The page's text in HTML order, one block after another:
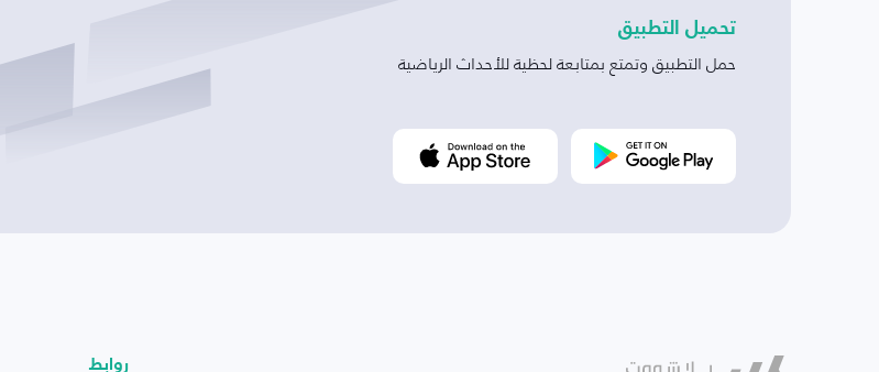
تحميل التطبيق
حمل التطبيق وتمتع بمتابعة لحظية للأحداث الرياضية
روابط